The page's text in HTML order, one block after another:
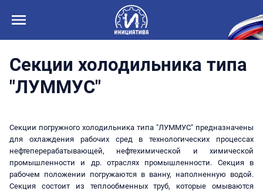
Секции холодильника типа
"ЛУММУС"
Секции погружного холодильника типа "ЛУММУС" предназначены
для охлаждения рабочих сред в технологических процессах
нефтеперерабатывающей, нефтехимической и химической
промышленности и др. отраслях промышленности. Секция в
рабочем положении погружаются в ванну, наполненную водой.
Секция состоит из теплообменных труб, которые омываются